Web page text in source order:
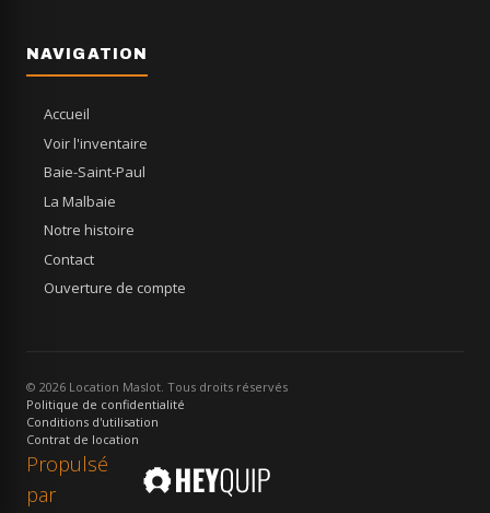
NAVIGATION
Accueil
Voir l'inventaire
Baie-Saint-Paul
La Malbaie
Notre histoire
Contact
Ouverture de compte
© 2026 Location Maslot. Tous droits réservés
Politique de confidentialité
Conditions d'utilisation
Contrat de location
Propulsé
par